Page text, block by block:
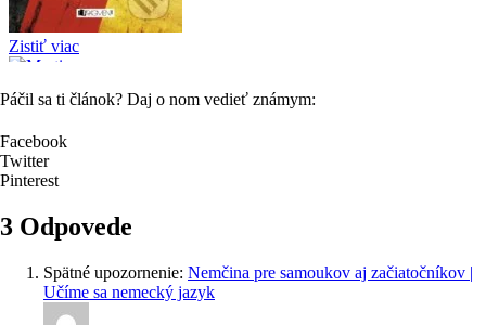
Páčil sa ti článok? Daj o nom vedieť známym:
Facebook
Twitter
Pinterest
3 Odpovede
Spätné upozornenie: Nemčina pre samoukov aj začiatočníkov |
Učíme sa nemecký jazyk